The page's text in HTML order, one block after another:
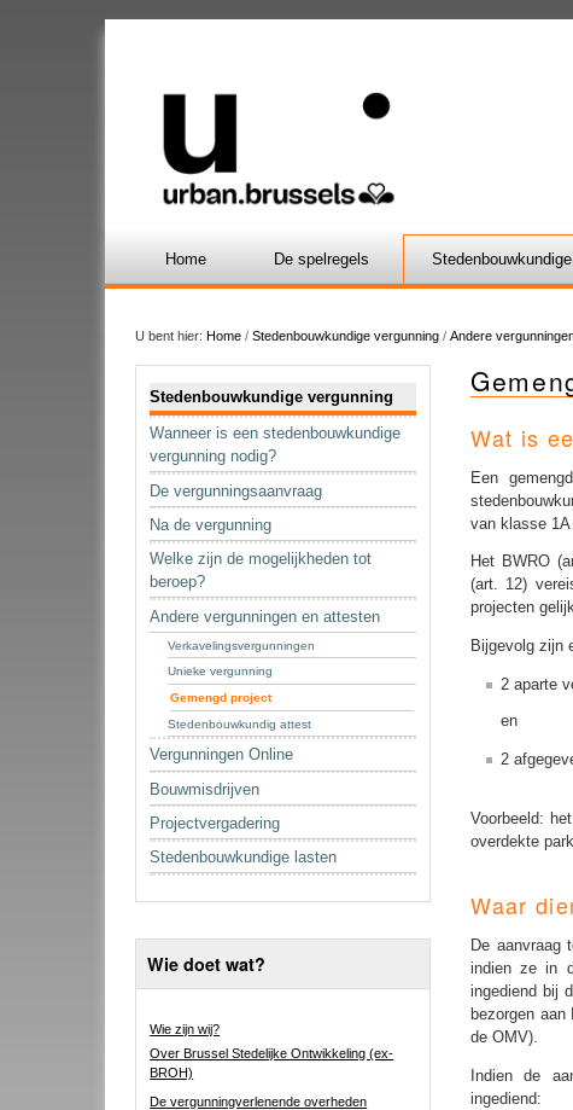
Home De spelregels
U bent hier: Home / Stedenbouwkundige vergunning / Andere
Stedenbouwkundige vergunning
Wanneer is een stedenbouwkundige
vergunning nodig?
De vergunningsaanvraag
Na de vergunning
Welke zijn de mogelijkheden tot
beroep?
Andere vergunningen en attesten
Verkavelingsvergunningen
Unieke vergunning
Gemengd project
Stedenbouwkundig attest
Vergunningen Online
Bouwmisdrijven
Projectvergadering
Stedenbouwkundige lasten
Wie doet wat?
Wie zijn wij?
Over Brussel Stedelijke Ontwikkeling (ex-
BROH)
De vergunningverlenende overheden
Wat is
Een
van klasse 1A
Het BWRO
(art. 12)
projecten
Bijgevolg zijn
2 aparte
en
2
Voorbeeld:
overdekte
Waar
De aanvraag
indien ze in
ingediend bij
bezorgen
de OMV).
Indien de
ingediend: